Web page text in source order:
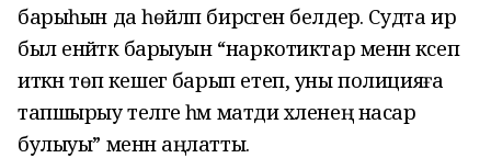
барыһын да һөйләп бирәсәген белдерә. Судта ир
был енәйәткә барыуын “наркотиктар менән кәсеп
иткән төп кешегә барып етеп, уны полицияға
тапшырыу теләге һәм матди хәленең насар
булыуы” менән аңлатты.